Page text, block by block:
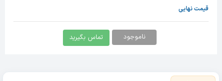
قیمت نهایی
ناموجود تماس بگیرید